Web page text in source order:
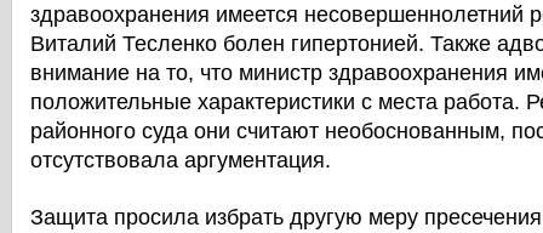
здравоохранения имеется несовершеннолетний
Виталий Тесленко болен гипертонией. Также
внимание на то, что министр здравоохранения
положительные характеристики с места работа.
районного суда они считают необоснованным,
отсутствовала аргументация.
Защита просила избрать другую меру